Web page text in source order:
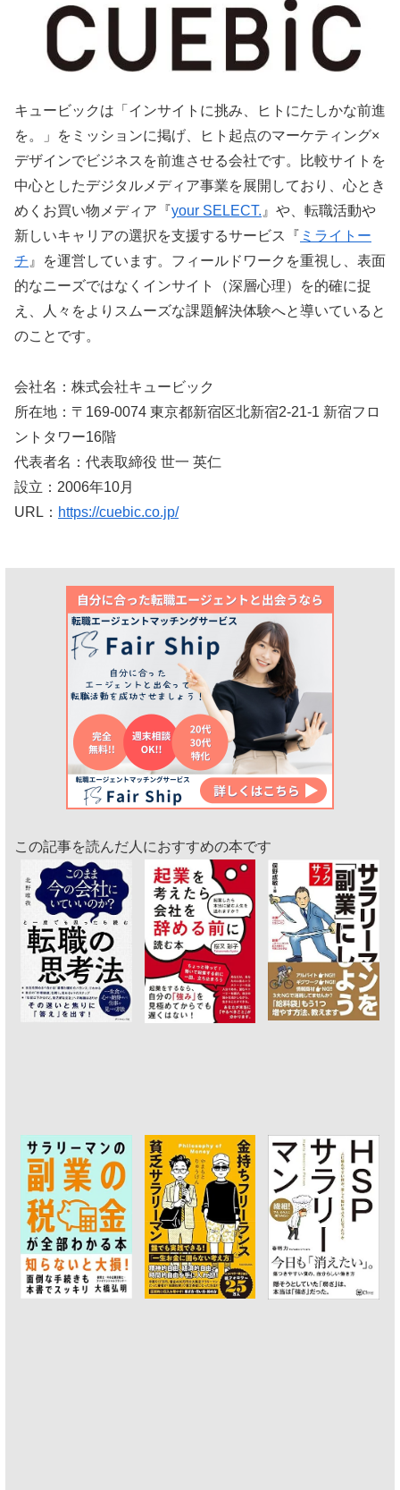
キュービックは「インサイトに挑み、ヒトにたしかな前進
を。」をミッションに掲げ、ヒト起点のマーケティング×
デザインでビジネスを前進させる会社です。比較サイトを
中心としたデジタルメディア事業を展開しており、心とき
めくお買い物メディア『your SELECT. 』や、転職活動や
新しいキャリアの選択を支援するサービス『 ミライトー
チ 』を運営しています。フィールドワークを重視し、表面
的なニーズではなくインサイト（深層心理）を的確に捉
え、人々をよりスムーズな課題解決体験へと導いていると
のことです。
会社名：株式会社キュービック
所在地：〒169-0074 東京都新宿区北新宿2-21-1 新宿フロ
ントタワー16階
代表者名：代表取締役 世一 英仁
設立：2006年10月
URL： https://cuebic.co.jp/
この記事を読んだ人におすすめの本です